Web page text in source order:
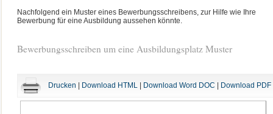
Nachfolgend ein Muster eines Bewerbungsschreibens, zur Hilfe wie Ihre
Bewerbung für eine Ausbildung aussehen könnte.
Bewerbungsschreiben um eine Ausbildungsplatz Muster
Drucken Download HTML Download Word DOC Download PDF